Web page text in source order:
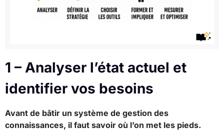
1 – Analyser l’état actuel et
identifier vos besoins
Avant de bâtir un système de gestion des
connaissances, il faut savoir où l’on met les pieds.